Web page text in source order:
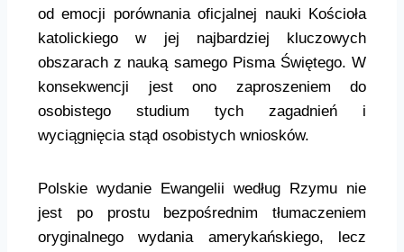
od emocji porównania oficjalnej nauki Kościoła
katolickiego w jej najbardziej kluczowych
obszarach z nauką samego Pisma Świętego. W
konsekwencji jest ono zaproszeniem do
osobistego studium tych zagadnień i
wyciągnięcia stąd osobistych wniosków.
Polskie wydanie Ewangelii według Rzymu nie
jest po prostu bezpośrednim tłumaczeniem
oryginalnego wydania amerykańskiego, lecz